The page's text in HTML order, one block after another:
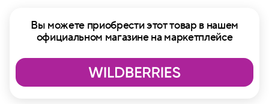
Вы можете приобрести этот товар в нашем
официальном магазине на маркетплейсе